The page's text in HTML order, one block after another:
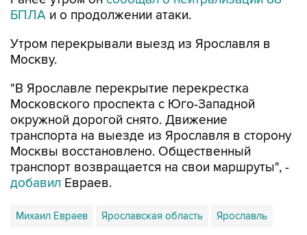
БПЛА и о продолжении атаки.
Утром перекрывали выезд из Ярославля в
Москву.
"В Ярославле перекрытие перекрестка
Московского проспекта с Юго-Западной
окружной дорогой снято. Движение
транспорта на выезде из Ярославля в сторону
Москвы восстановлено. Общественный
транспорт возвращается на свои маршруты", -
добавил Евраев.
Михаил Евраев Ярославская область Ярославль